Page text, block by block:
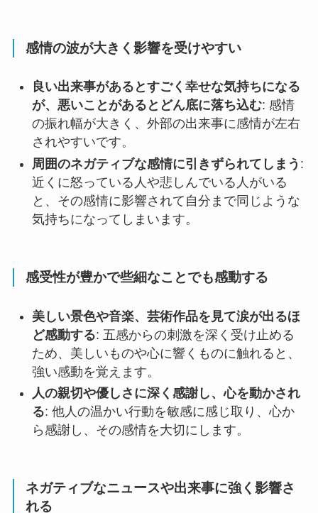
感情の波が大きく影響を受けやすい
良い出来事があるとすごく幸せな気持ちになる
が、悪いことがあるとどん底に落ち込む: 感情
の振れ幅が大きく、外部の出来事に感情が左右
されやすいです。
周囲のネガティブな感情に引きずられてしまう :
近くに怒っている人や悲しんでいる人がいる
と、その感情に影響されて自分まで同じような
気持ちになってしまいます。
感受性が豊かで些細なことでも感動する
美しい景色や音楽、芸術作品を見て涙が出るほ
ど感動する: 五感からの刺激を深く受け止める
ため、美しいものや心に響くものに触れると、
強い感動を覚えます。
人の親切や優しさに深く感謝し、心を動かされ
る: 他人の温かい行動を敏感に感じ取り、心か
ら感謝し、その感情を大切にします。
ネガティブなニュースや出来事に強く影響さ
れる